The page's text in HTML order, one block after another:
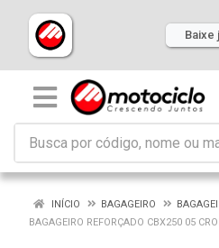
Baixe
INÍCIO BAGAGEIRO
BAGAGEIRO REFORÇADO CBX250 05